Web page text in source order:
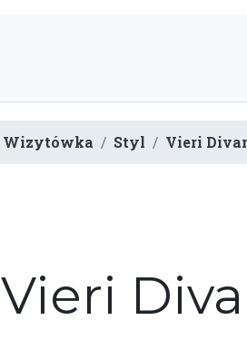
Wizytówka Styl Vieri
Vieri